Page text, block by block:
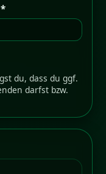
du, dass du ggf.
darfst bzw.